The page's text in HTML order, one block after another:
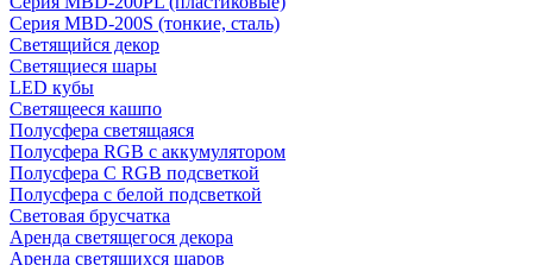
Серия MBD-200S (тонкие, сталь)
Светящийся декор
Светящиеся шары
LED кубы
Светящееся кашпо
Полусфера светящаяся
Полусфера RGB с аккумулятором
Полусфера С RGB подсветкой
Полусфера с белой подсветкой
Световая брусчатка
Аренда светящегося декора
Аренда светящихся шаров